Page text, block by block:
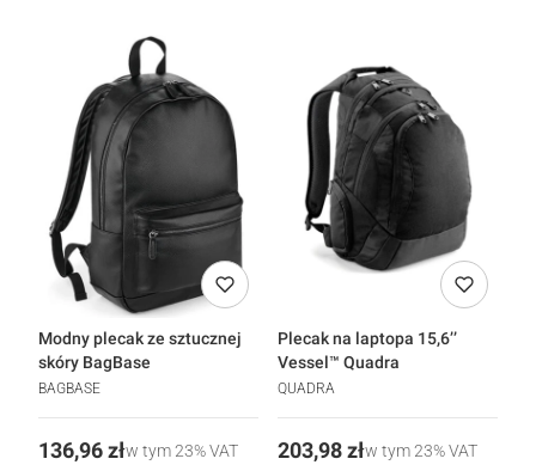
Modny plecak ze sztucznej
skóry BagBase
BAGBASE
Cena
136,96 złw tym23%VAT
Plecak na laptopa 15,6’’
Vessel™ Quadra
QUADRA
Cena
203,98 złw tym23%VAT